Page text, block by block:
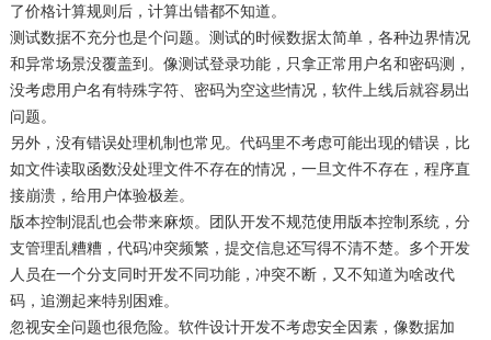
了价格计算规则后，计算出错都不知道。​
测试数据不充分也是个问题。测试的时候数据太简单，各种边界情况
和异常场景没覆盖到。像测试登录功能，只拿正常用户名和密码测，
没考虑用户名有特殊字符、密码为空这些情况，软件上线后就容易出
问题。​
另外，没有错误处理机制也常见。代码里不考虑可能出现的错误，比
如文件读取函数没处理文件不存在的情况，一旦文件不存在，程序直
接崩溃，给用户体验极差。​
版本控制混乱也会带来麻烦。团队开发不规范使用版本控制系统，分
支管理乱糟糟，代码冲突频繁，提交信息还写得不清不楚。多个开发
人员在一个分支同时开发不同功能，冲突不断，又不知道为啥改代
码，追溯起来特别困难。​
忽视安全问题也很危险。软件设计开发不考虑安全因素，像数据加